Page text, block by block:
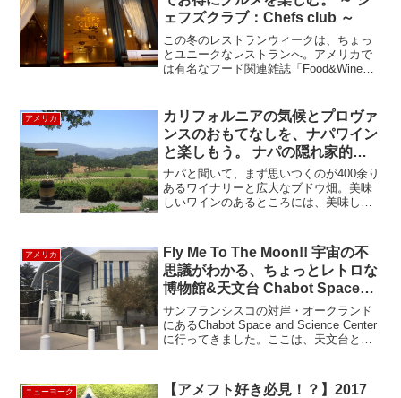
ェフズクラブ：Chefs club ～
この冬のレストランウィークは、ちょっ
とユニークなレストランへ。アメリカで
は有名なフード関連雑誌「Food&Wine」
ストランの為に1年間それぞれ...
アメリカ
カリフォルニアの気候とプロヴァ
ンスのおもてなしを、ナパワイン
と楽しもう。 ナパの隠れ家的ス
ポット Auberge du Soleilで
の、のんびりランチ。
ナパと聞いて、まず思いつくのが400余り
あるワイナリーと広大なブドウ畑。美味
しいワインのあるところには、美味しい
丘に建てられた高級スパリゾートAuberge
du So...
アメリカ
Fly Me To The Moon!! 宇宙の不
思議がわかる、ちょっとレトロな
博物館&天文台 Chabot Space
and Science Center
サンフランシスコの対岸・オークランド
にあるChabot Space and Science Center
に行ってきました。ここは、天文台とプ
星雲の生い立ち、夜に輝く星座...
ニューヨーク
【アメフト好き必見！？】2017